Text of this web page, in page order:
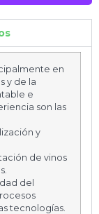
en
y de la
e
son las
y
de vinos
del
tecnologías.